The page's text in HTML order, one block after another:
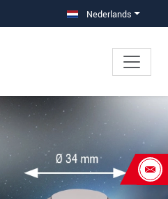
Nederlands
×